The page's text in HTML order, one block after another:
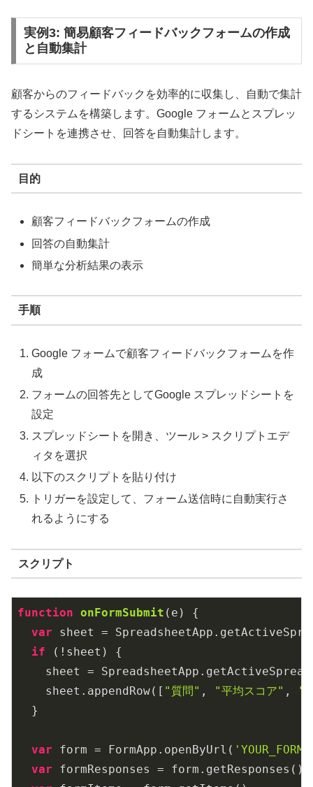
実例3: 簡易顧客フィードバックフォームの作成
と自動集計
顧客からのフィードバックを効率的に収集し、自動で集計
するシステムを構築します。Google フォームとスプレッ
ドシートを連携させ、回答を自動集計します。
目的
顧客フィードバックフォームの作成
回答の自動集計
簡単な分析結果の表示
手順
Google フォームで顧客フィードバックフォームを作
成
フォームの回答先としてGoogle スプレッドシートを
設定
スプレッドシートを開き、ツール > スクリプトエデ
ィタを選択
以下のスクリプトを貼り付け
トリガーを設定して、フォーム送信時に自動実行さ
れるようにする
スクリプト
function onFormSubmit ( e ) {
var sheet =
if (!sheet) {
sheet =
    sheet.appendRow([
"質問" , "平均スコア" ,
"
  }
var form = FormApp.openByUrl(
var formResponses = form.getResponses();